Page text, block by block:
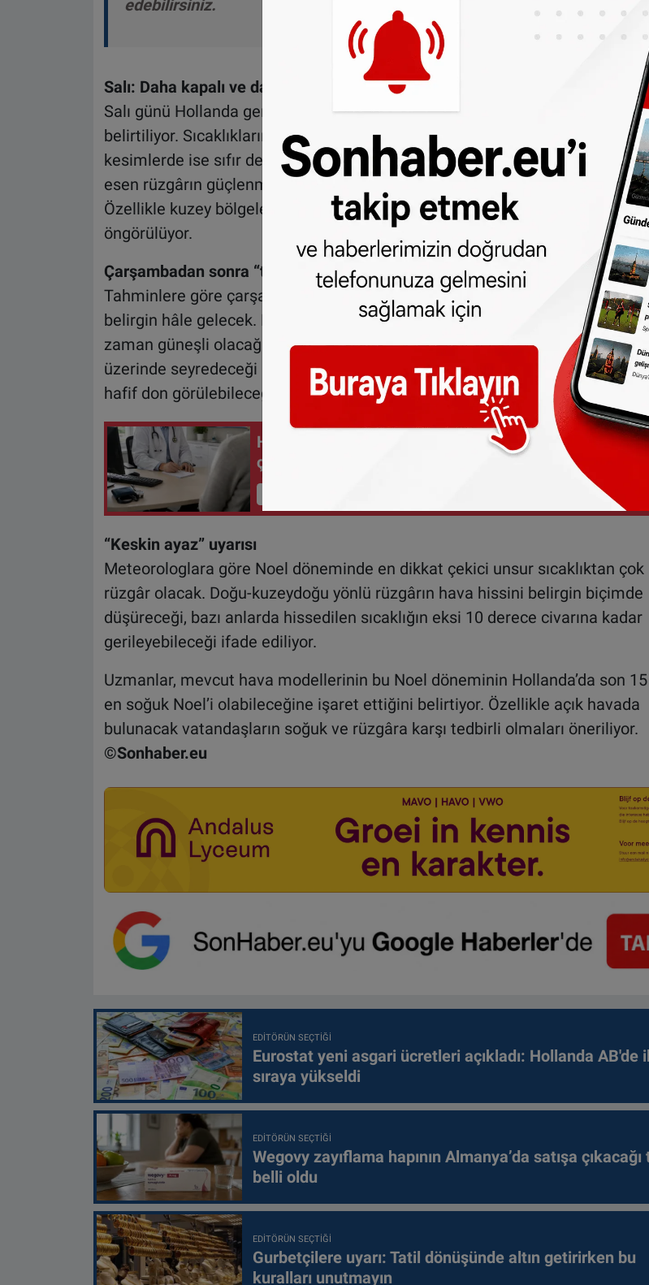
edebilirsiniz.
Salı: Daha kapalı ve daha soğuk
Salı günü Hollanda genelinde havanın daha kapalı olacağı, yağış
belirtiliyor. Sıcaklıkların bulutlu bölgelerde 3 derece civarında, orta ve güney
kesimlerde ise sıfır dereceye yaklaşacağı tahmin ediliyor. Asıl etkinin,
esen rüzgârın güçlenmesiyle hissedilen sıcaklıklarda yaşanacağı ifade
Özellikle kuzey bölgelerde hissedilen değerlerin sıfırın altına inebileceği
öngörülüyor.
Çarşambadan sonra “tam kış” havası
Tahminlere göre çarşamba gününden itibaren Hollanda’da kış koşulları daha
belirgin hâle gelecek. Noel döneminde havanın büyük ölçüde kuru ve zaman
zaman güneşli olacağı, gündüz sıcaklıklarının sıfır derece civarında veya hafif
üzerinde seyredeceği bildiriliyor. Akşam ve gece saatlerinde ise birçok
hafif don görülebileceği tahmin ediliyor.
Hollanda'da alkollü çalıştığı belirlenen aile hekimine
çalışma yasağı
“Keskin ayaz” uyarısı
Meteorologlara göre Noel döneminde en dikkat çekici unsur sıcaklıktan çok
rüzgâr olacak. Doğu-kuzeydoğu yönlü rüzgârın hava hissini belirgin biçimde
düşüreceği, bazı anlarda hissedilen sıcaklığın eksi 10 derece civarına kadar
gerileyebileceği ifade ediliyor.
Uzmanlar, mevcut hava modellerinin bu Noel döneminin Hollanda’da son 15
en soğuk Noel’i olabileceğine işaret ettiğini belirtiyor. Özellikle açık havada
bulunacak vatandaşların soğuk ve rüzgâra karşı tedbirli olmaları öneriliyor.
©Sonhaber.eu
EDITÖRÜN SEÇTIĞI
Eurostat yeni asgari ücretleri açıkladı: Hollanda AB'de
sıraya yükseldi
EDITÖRÜN SEÇTIĞI
Wegovy zayıflama hapının Almanya’da satışa çıkacağı
belli oldu
EDITÖRÜN SEÇTIĞI
Gurbetçilere uyarı: Tatil dönüşünde altın getirirken bu
kuralları unutmayın